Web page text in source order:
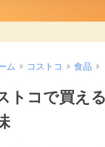
ム コストコ 食品
トコで買え